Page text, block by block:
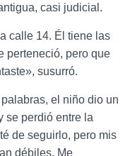
casi judicial.
calle 14. Él tiene las
perteneció, pero que
susurró.
el niño dio un
se perdió entre la
de seguirlo, pero mis
débiles. Me